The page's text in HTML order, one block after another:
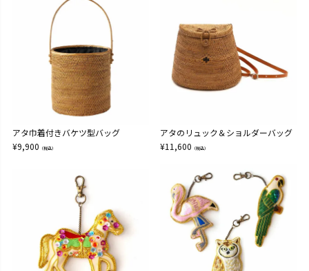
アタ巾着付きバケツ型バッグ
¥9,900 （税込）
アタのリュック＆ショルダーバッグ
¥11,600 （税込）